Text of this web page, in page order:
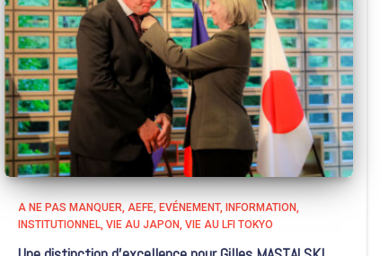
A NE PAS MANQUER AEFE EVÉNEMENT
INFORMATION
INSTITUTIONNEL VIE AU JAPON VIE AU LFI TOKYO